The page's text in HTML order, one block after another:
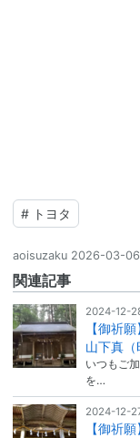
# トヨタ
aoisuzaku 2026-03-
関連記事
2024-12-
【御祈
山下真
いつもご
を…
2024-12-
【御祈